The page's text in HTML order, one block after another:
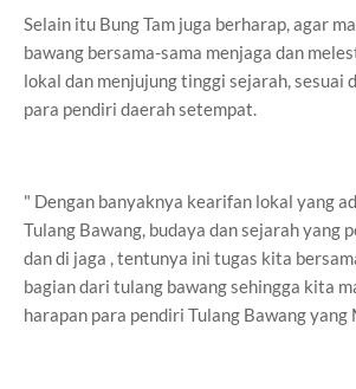
Selain itu Bung Tam juga berharap, agar
bawang bersama-sama menjaga dan
lokal dan menjujung tinggi sejarah, sesuai
para pendiri daerah setempat.
" Dengan banyaknya kearifan lokal yang
Tulang Bawang, budaya dan sejarah yang
dan di jaga , tentunya ini tugas kita
bagian dari tulang bawang sehingga kita
harapan para pendiri Tulang Bawang